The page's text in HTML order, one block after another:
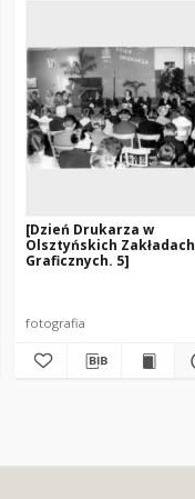
[Dzień Drukarza w
Olsztyńskich Zakładach
Graficznych. 5]
fotografia